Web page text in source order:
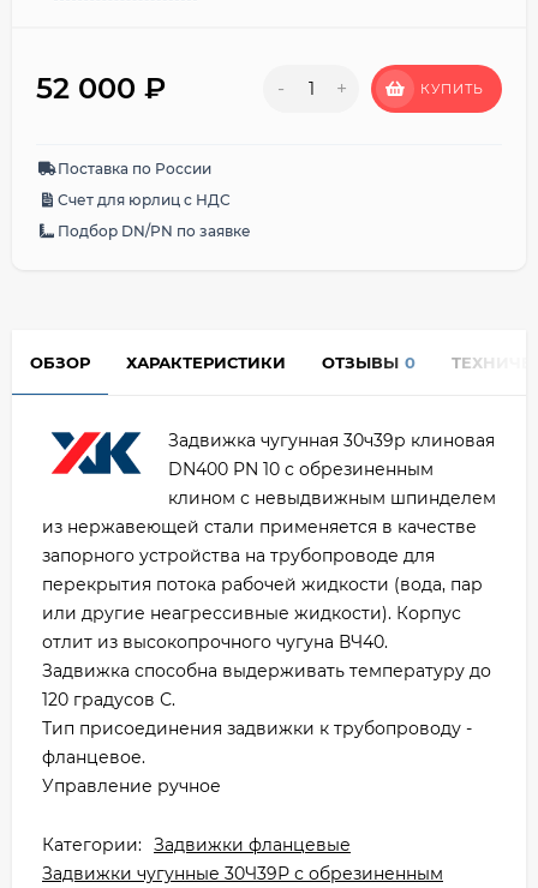
52 000 ₽ - + КУПИТЬ
Поставка по России
Счет для юрлиц с НДС
Подбор DN/PN по заявке
ОБЗОР ХАРАКТЕРИСТИКИ ОТЗЫВЫ 0
Задвижка чугунная 30ч39р клиновая
DN400 PN 10 с обрезиненным
клином с невыдвижным шпинделем
из нержавеющей стали применяется в качестве
запорного устройства на трубопроводе для
перекрытия потока рабочей жидкости (вода, пар
или другие неагрессивные жидкости). Корпус
отлит из высокопрочного чугуна ВЧ40.
Задвижка способна выдерживать температуру до
120 градусов С.
Тип присоединения задвижки к трубопроводу -
фланцевое.
Управление ручное
Категории: Задвижки фланцевые
Задвижки чугунные 30Ч39Р с обрезиненным